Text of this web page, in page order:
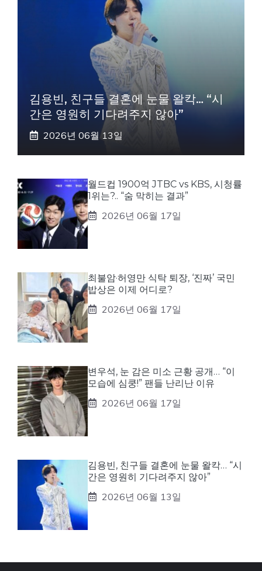
김용빈, 친구들 결혼에 눈물 왈칵… “시
간은 영원히 기다려주지 않아”
2026년 06월 13일
월드컵 1900억 JTBC vs KBS, 시청률
1위는?.. “숨 막히는 결과”
2026년 06월 17일
최불암·허영만 식탁 퇴장, ‘진짜’ 국민
밥상은 이제 어디로?
2026년 06월 17일
변우석, 눈 감은 미소 근황 공개… “이
모습에 심쿵!” 팬들 난리난 이유
2026년 06월 17일
김용빈, 친구들 결혼에 눈물 왈칵… “시
간은 영원히 기다려주지 않아”
2026년 06월 13일